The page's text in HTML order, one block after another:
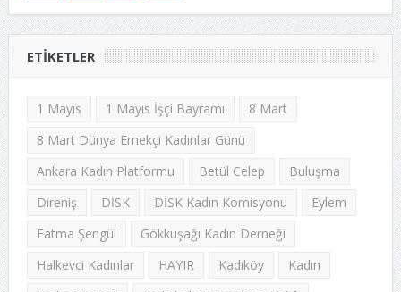
ETIKETLER
1 Mayıs 1 Mayıs İşçi Bayramı
8 Mart
8 Mart Dünya Emekçi Kadınlar Günü
Ankara Kadın Platformu
Betül Celep
Buluşma
Direniş
DİSK DİSK Kadın Komisyonu
Eylem
Fatma Şengül
Gökkuşağı Kadın Derneği
Halkevci Kadınlar
HAYIR Kadıköy
Kadın